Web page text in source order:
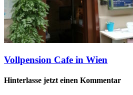
Vollpension Cafe in Wien
Hinterlasse jetzt einen Kommentar